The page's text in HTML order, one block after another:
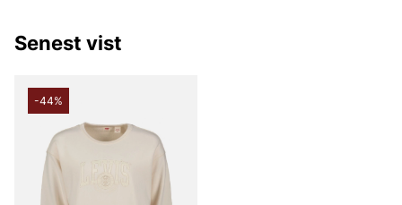
er Levi’s Det bruges til tøj verden rundt. Oprindeligt var
Levi's kun et produktnavn på de
diverse andre beklædningsgenstande og tilbehør. Den
mest kendte jeansmodel er
klassiker verden over.
Informationen er hentet fra Wikipedia.
Senest vist
-44%